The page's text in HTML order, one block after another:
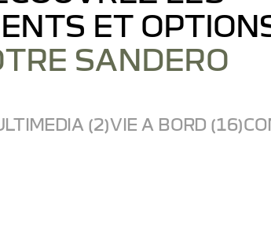
ET
SANDERO
(2)VIE A BORD (16)